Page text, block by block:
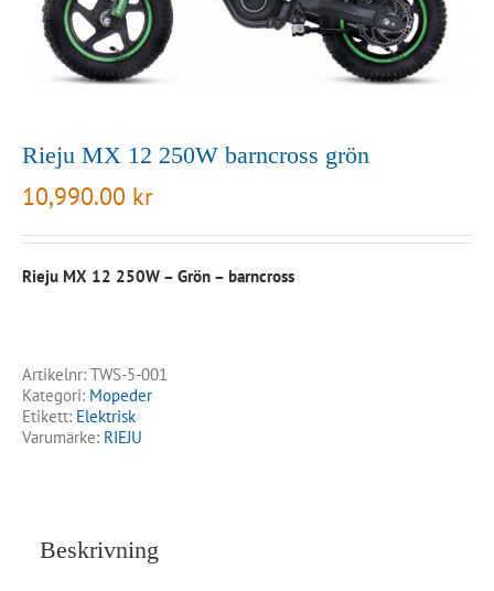
Rieju MX 12 250W barncross grön
10,990.00 kr
Rieju MX 12 250W – Grön – barncross
Artikelnr: TWS-5-001
Kategori: Mopeder
Etikett: Elektrisk
Varumärke: RIEJU
Beskrivning